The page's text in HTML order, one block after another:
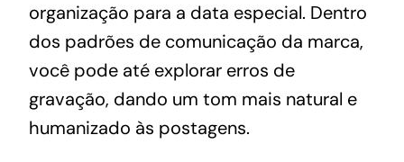
organização para a data especial. Dentro
dos padrões de comunicação da marca,
você pode até explorar erros de
gravação, dando um tom mais natural e
humanizado às postagens.